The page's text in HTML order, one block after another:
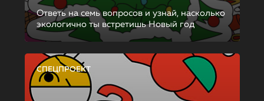
Ответь на семь вопросов и узнай, насколько
экологично ты встретишь Новый год
СПЕЦПРОЕКТ